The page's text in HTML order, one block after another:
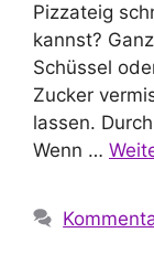
Pizzateig
kannst?
Schüssel
Zucker
lassen.
Wenn …